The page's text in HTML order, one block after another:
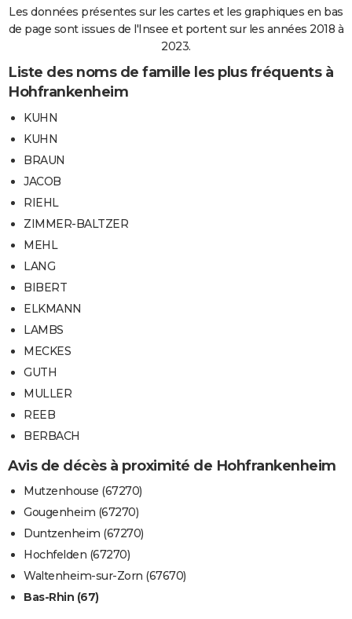
Les données présentes sur les cartes et les graphiques en bas
de page sont issues de l'Insee et portent sur les années 2018 à
2023.
Liste des noms de famille les plus fréquents à
Hohfrankenheim
KUHN
KUHN
BRAUN
JACOB
RIEHL
ZIMMER-BALTZER
MEHL
LANG
BIBERT
ELKMANN
LAMBS
MECKES
GUTH
MULLER
REEB
BERBACH
Avis de décès à proximité de Hohfrankenheim
Mutzenhouse (67270)
Gougenheim (67270)
Duntzenheim (67270)
Hochfelden (67270)
Waltenheim-sur-Zorn (67670)
Bas-Rhin (67)